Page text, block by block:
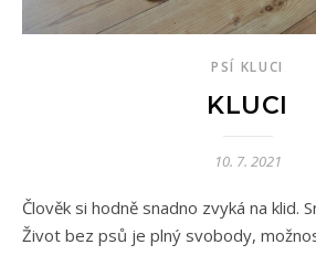
PSÍ KLUCI
KLUCI
10. 7. 2021
Člověk si hodně snadno zvyká na klid.
Život bez psů je plný svobody,